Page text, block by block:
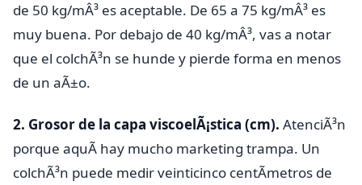
de 50 kg/mÂ³ es aceptable. De 65 a 75 kg/mÂ³ es
muy buena. Por debajo de 40 kg/mÂ³, vas a notar
que el colchÃ³n se hunde y pierde forma en menos
de un aÃ±o.
2. Grosor de la capa viscoelÃ¡stica (cm). AtenciÃ³n
porque aquÃ­ hay mucho marketing trampa. Un
colchÃ³n puede medir veinticinco centÃ­metros de